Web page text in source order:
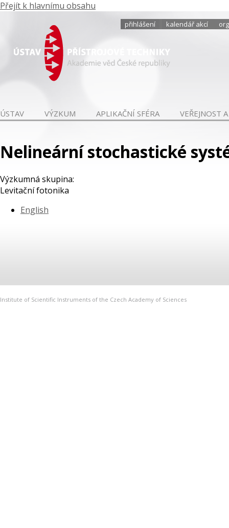
Přejít k hlavnímu obsahu
přihlášení kalendář akcí
ÚSTAV VÝZKUM APLIKAČNÍ SFÉRA VEŘEJNOST
Nelineární stochastické
Výzkumná skupina:
Levitační fotonika
English
Institute of Scientific Instruments of the Czech Academy of Sciences